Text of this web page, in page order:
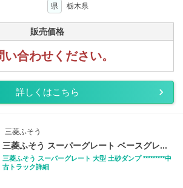
県 栃木県
販売価格
い合わせください。
詳しくはこちら
三菱ふそう
三菱ふそう スーパーグレート ベースグレ...
三菱ふそう スーパーグレート 大型 土砂ダンプ *********中
古トラック詳細